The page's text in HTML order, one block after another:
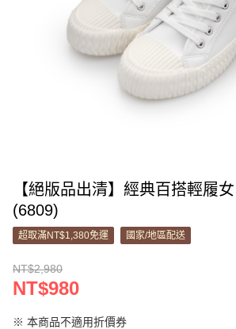
【絕版品出清】經典百搭輕履
(6809)
超取滿NT$1,380免運 國家/地區配送
NT$2,980
NT$980
※ 本商品不適用折價券